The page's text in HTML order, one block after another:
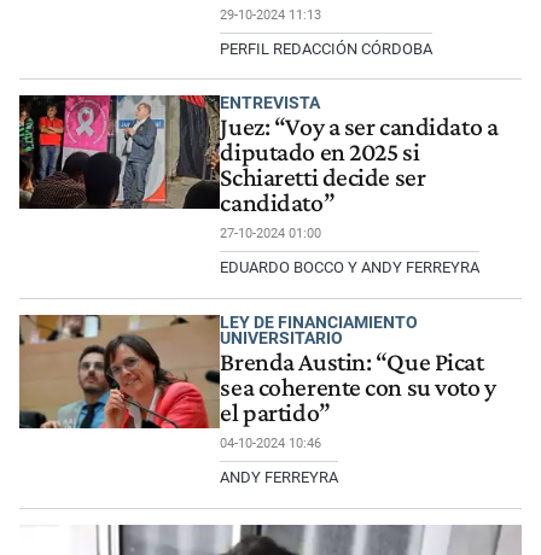
29-10-2024 11:13
PERFIL REDACCIÓN CÓRDOBA
ENTREVISTA
Juez: “Voy a ser candidato a
diputado en 2025 si
Schiaretti decide ser
candidato”
27-10-2024 01:00
EDUARDO BOCCO Y ANDY FERREYRA
LEY DE FINANCIAMIENTO
UNIVERSITARIO
Brenda Austin: “Que Picat
sea coherente con su voto y
el partido”
04-10-2024 10:46
ANDY FERREYRA